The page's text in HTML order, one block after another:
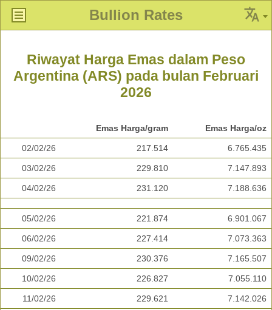
Bullion Rates
Riwayat Harga Emas dalam Peso
Argentina (ARS) pada bulan Februari
2026
Emas Harga/gram Emas Harga/oz
02/02/26 217.514 6.765.435
03/02/26 229.810 7.147.893
04/02/26 231.120 7.188.636
05/02/26 221.874 6.901.067
06/02/26 227.414 7.073.363
09/02/26 230.376 7.165.507
10/02/26 226.827 7.055.110
11/02/26 229.621 7.142.026